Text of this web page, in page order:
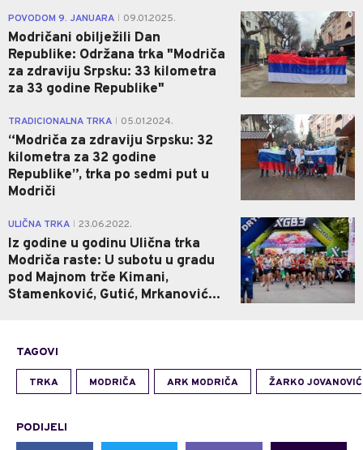
POVODOM 9. JANUARA 09.01.2025.
Modričani obilježili Dan
Republike: Održana trka "Modriča
za zdraviju Srpsku: 33 kilometra
za 33 godine Republike"
0
TRADICIONALNA TRKA 05.01.2024.
“Modriča za zdraviju Srpsku: 32
kilometra za 32 godine
Republike”, trka po sedmi put u
Modriči
0
ULIČNA TRKA 23.06.2022.
Iz godine u godinu Ulična trka
Modriča raste: U subotu u gradu
pod Majnom trče Kimani,
Stamenković, Gutić, Mrkanović...
0
TAGOVI
TRKA MODRIČA ARK MODRIČA ŽARKO JOVANOVIĆ
PODIJELI